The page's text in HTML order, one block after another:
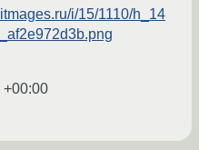
i/15/1110/h_14
+00:00